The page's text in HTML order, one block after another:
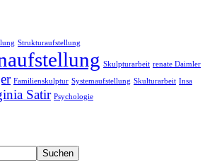
Strukturaufstellung
Skulpturarbeit renate Daimler
Familienskulptur Systemaufstellung Skulturarbeit Insa
Satir Psychologie
Suchen